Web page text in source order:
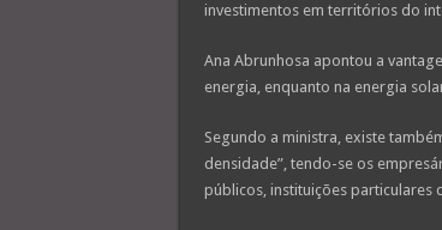
investimentos em territórios do
Ana Abrunhosa apontou a
energia, enquanto na energia
Segundo a ministra, existe
densidade”, tendo-se os
públicos, instituições particulares